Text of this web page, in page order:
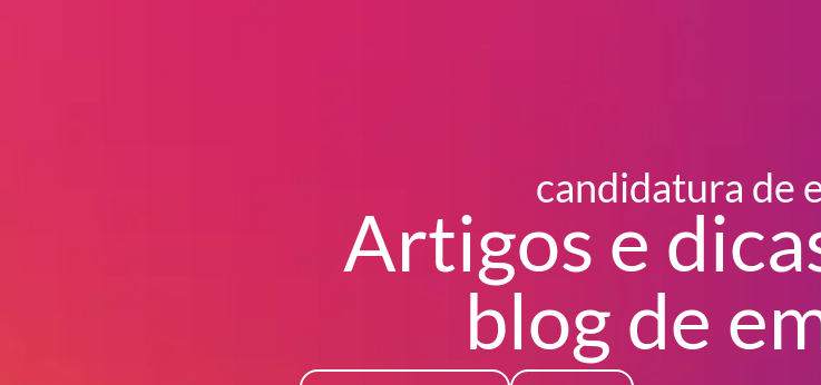
candidatura de
Artigos e
blog de